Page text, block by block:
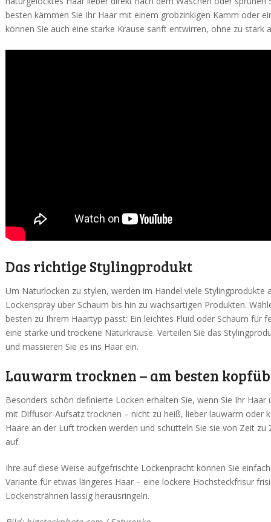
besten kämmen Sie Ihr Haar mit einem grobzinkigen Kamm oder
können Sie auch eine starke Krause sanft entwirren, ohne zu stark
Das richtige Stylingprodukt
Um Naturlocken zu stylen, werden im Handel viele Stylingprodukte
Lockenspray über Schaum bis hin zu wachsartigen Produkten.
besten zu Ihrem Haartyp passt: Ein leichtes Fluid oder Schaum für
eine starke und trockene Naturkrause. Verteilen Sie das
und massieren Sie es ins Haar ein.
Lauwarm trocknen – am besten
Besonders schön definierte Locken erhalten Sie, wenn Sie Ihr
mit Diffusor-Aufsatz trocknen – nicht zu heiß, lieber lauwarm oder
Haare an der Luft trocken werden und schütteln Sie sie von Zeit zu
auf.
Ihre auf diese Weise aufgefrischte Lockenpracht können Sie
Variante für etwas längeres Haar – eine lockere Hochsteckfrisur
Lockensträhnen lässig herausringeln.